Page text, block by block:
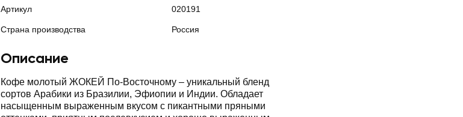
Артикул 020191
Страна производства Россия
Описание
Кофе молотый ЖОКЕЙ По-Восточному ‒ уникальный бленд
сортов Арабики из Бразилии, Эфиопии и Индии. Обладает
насыщенным выраженным вкусом с пикантными пряными